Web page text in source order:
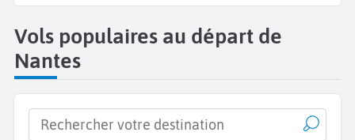
Vols populaires au départ de
Nantes